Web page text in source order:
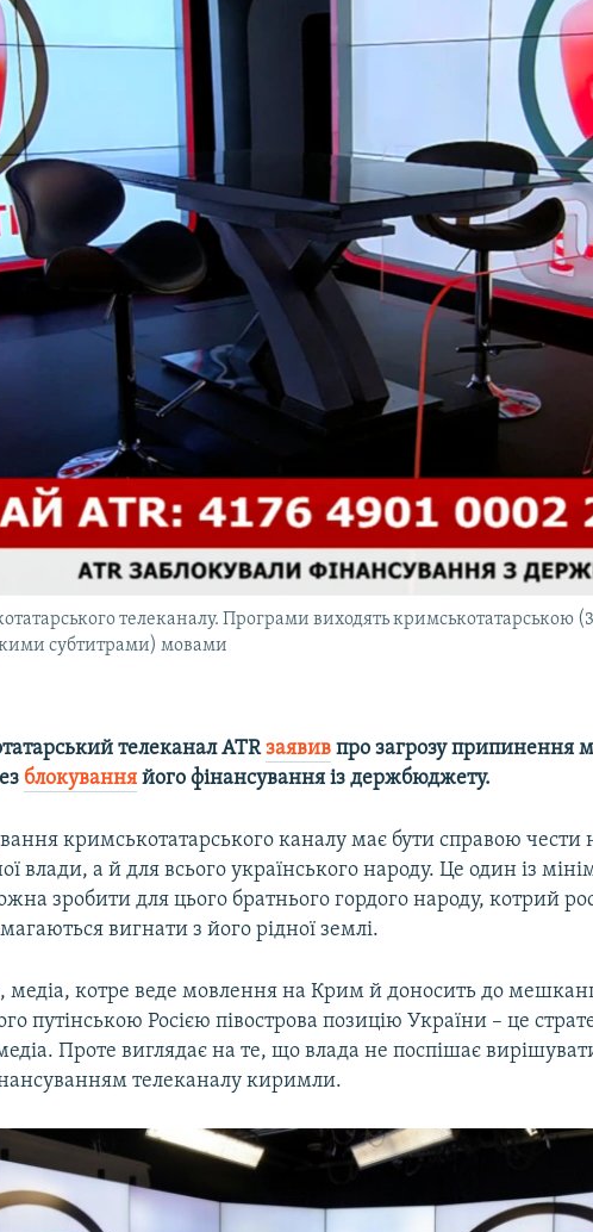
телеканалу. Програми виходять кримськотатарською
субтитрами) мовами
телеканал ATRзаявив про загрозу припинення
блокування його фінансування із держбюджету.
кримськотатарського каналу має бути справою
влади, а й для всього українського народу. Це один із
зробити для цього братнього гордого народу, котрий
вигнати з його рідної землі.
медіа, котре веде мовлення на Крим й доносить до
путінською Росією півострова позицію України – це
Проте виглядає на те, що влада не поспішає
телеканалу киримли.